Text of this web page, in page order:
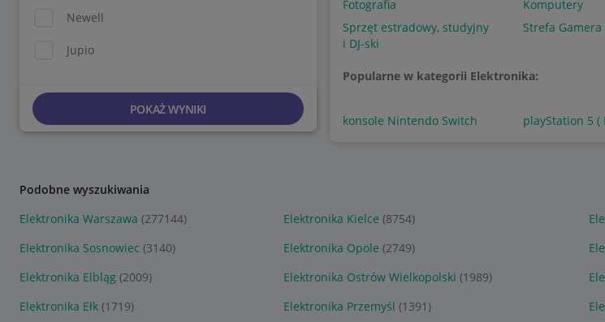
Newell
Jupio
POKAŻ WYNIKI
Fotografia Komputery
Sprzęt estradowy, studyjny
i DJ-ski
Strefa Gamera
Popularne w kategorii Elektronika:
konsole Nintendo Switch playStation 5 (
Podobne wyszukiwania
Elektronika Warszawa (277144) Elektronika Kielce (8754)
Elektronika Sosnowiec (3140) Elektronika Opole (2749)
Elektronika Elbląg (2009) Elektronika Ostrów Wielkopolski (1989)
Elektronika Ełk (1719) Elektronika Przemyśl (1391)